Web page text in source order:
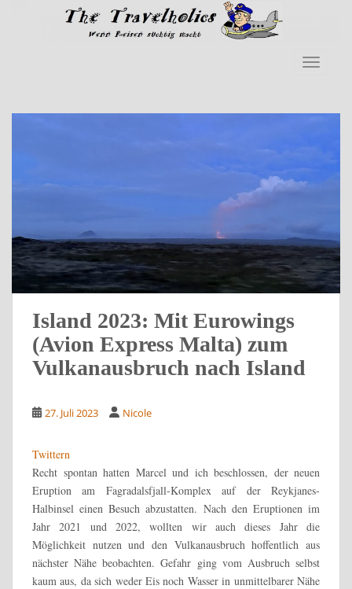
Skip to main content
Island 2023: Mit Eurowings
(Avion Express Malta) zum
Vulkanausbruch nach Island
27. Juli 2023 Nicole
Twittern
Recht spontan hatten Marcel und ich beschlossen, der neuen
Eruption am Fagradalsfjall-Komplex auf der Reykjanes-
Halbinsel einen Besuch abzustatten. Nach den Eruptionen im
Jahr 2021 und 2022, wollten wir auch dieses Jahr die
Möglichkeit nutzen und den Vulkanausbruch hoffentlich aus
nächster Nähe beobachten. Gefahr ging vom Ausbruch selbst
kaum aus, da sich weder Eis noch Wasser in unmittelbarer Nähe